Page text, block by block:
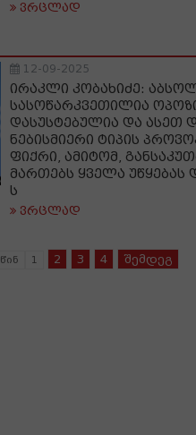
ვრცლად
12-09-2025
ირაკლი კობახიძე:
სასოწარკვეთილია
დასუსტებულია და ასეთ
ნებისმიერი ტიპის
ფიქრი, ამიტომ,
მართებს ყველა უწყებას
ს
ვრცლად
წინ 1 2 3 4 შემდეგ